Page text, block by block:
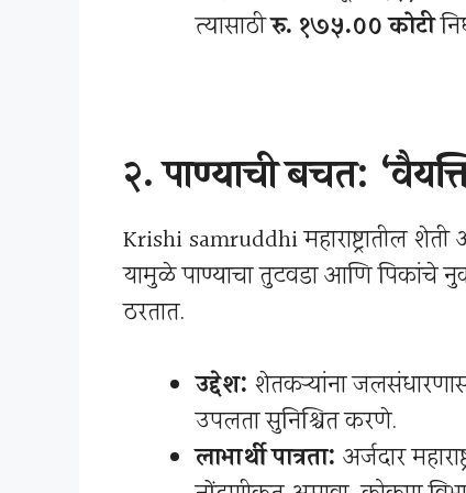
त्यासाठीरु. १७५.०० कोटी
२.पाण्याची बचत:
Krishi samruddhi महाराष्ट्रातील
यामुळे पाण्याचा तुटवडा आणि पिकांचे
ठरतात.
उद्देश: शेतकऱ्यांना
उपलब्धता सुनिश्चित करणे.
लाभार्थी पात्रता: अर्जदार